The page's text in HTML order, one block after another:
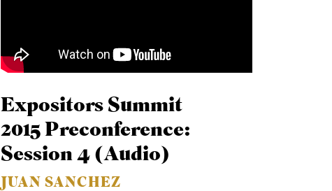
Expositors Summit
2015 Preconference:
Session 4 (Audio)
JUAN SANCHEZ